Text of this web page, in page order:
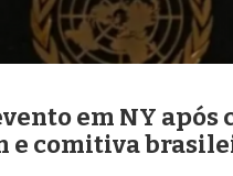
em NY
e comitiva